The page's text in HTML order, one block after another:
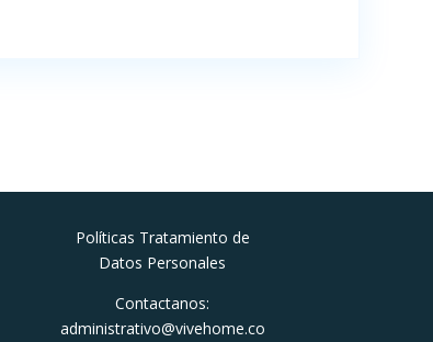
Políticas Tratamiento de
Datos Personales
Contactanos:
administrativo@vivehome.co